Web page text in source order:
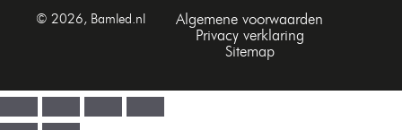
© 2026, Bamled.nl
Algemene voorwaarden
Privacy verklaring
Sitemap